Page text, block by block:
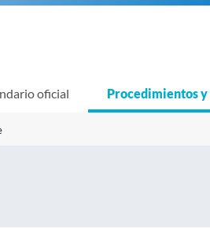
oficial Procedimientos